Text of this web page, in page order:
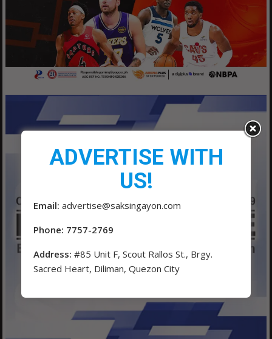
ADVERTISE WITH
US!
Email: advertise@saksingayon.com
Phone: 7757-2769
Address: #85 Unit F, Scout Rallos St., Brgy.
Sacred Heart, Diliman, Quezon City